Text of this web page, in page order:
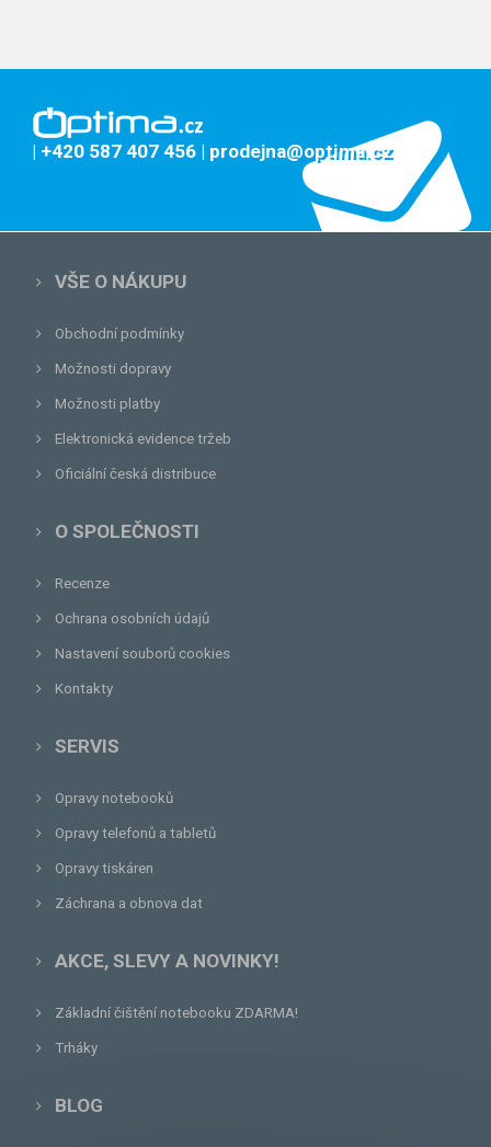
| +420 587 407 456 | prodejna@optima.cz
VŠE O NÁKUPU
Obchodní podmínky
Možnosti dopravy
Možnosti platby
Elektronická evidence tržeb
Oficiální česká distribuce
O SPOLEČNOSTI
Recenze
Ochrana osobních údajů
Nastavení souborů cookies
Kontakty
SERVIS
Opravy notebooků
Opravy telefonů a tabletů
Opravy tiskáren
Záchrana a obnova dat
AKCE, SLEVY A NOVINKY!
Základní čištění notebooku ZDARMA!
Trháky
BLOG